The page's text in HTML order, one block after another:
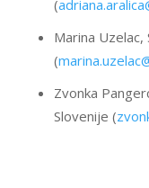
(
Marina
(
Zvonka
Slovenije (